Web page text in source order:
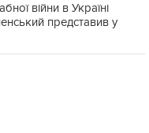
війни в Україні
представив у